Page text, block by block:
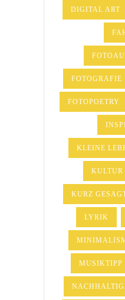
DIGITAL ART
FOTOGRAFIE
FOTOPOETRY
KLEINE
KULTUR
KURZ
LYRIK
MUSIKTIPP